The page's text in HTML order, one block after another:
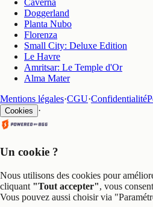
Caverna
Doggerland
Planta Nubo
Florenza
Small City: Deluxe Edition
Le Havre
Amritsar: Le Temple d'Or
Alma Mater
Mentions légales·CGU·Confidentialité
Cookies ·
Un cookie ?
Nous utilisons des cookies pour
cliquant "Tout accepter", vous
Vous pouvez aussi choisir via